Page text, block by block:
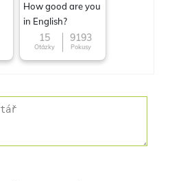
How good are you
in English?
15
Otázky
9193
Pokusy